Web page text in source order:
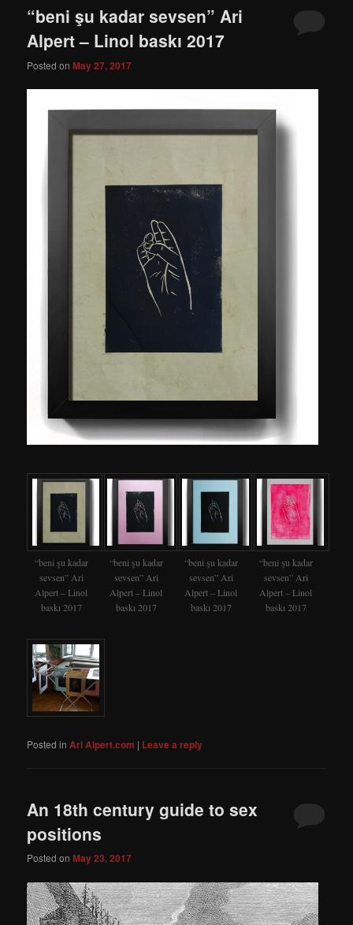
“beni şu kadar sevsen” Ari
Alpert – Linol baskı 2017
Posted onMay 27, 2017
“beni şu kadar
sevsen” Ari
Alpert – Linol
baskı 2017
“beni şu kadar
sevsen” Ari
Alpert – Linol
baskı 2017
“beni şu kadar
sevsen” Ari
Alpert – Linol
baskı 2017
“beni şu kadar
sevsen” Ari
Alpert – Linol
baskı 2017
Posted in Ari Alpert.com | Leave a reply
An 18th century guide to sex
positions
Posted onMay 23, 2017